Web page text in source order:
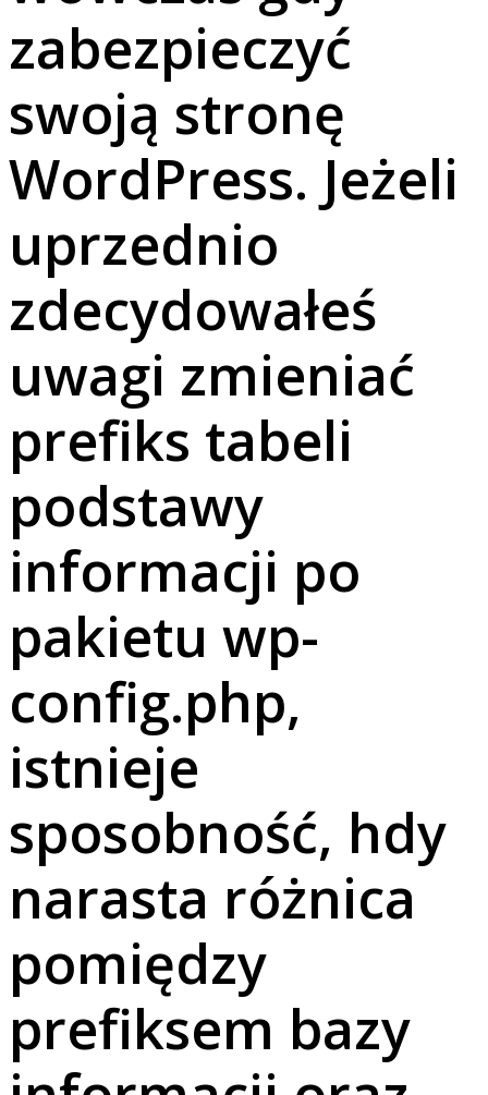
zabezpieczyć
swoją stronę
WordPress. Jeżeli
uprzednio
zdecydowałeś
uwagi zmieniać
prefiks tabeli
podstawy
informacji po
pakietu wp-
config.php,
istnieje
sposobność, hdy
narasta różnica
pomiędzy
prefiksem bazy